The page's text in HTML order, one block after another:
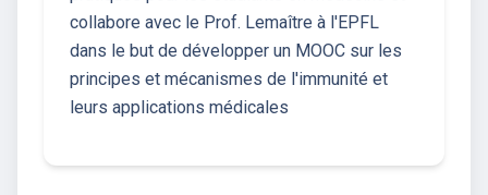
collabore avec le Prof. Lemaître à l'EPFL
dans le but de développer un MOOC sur les
principes et mécanismes de l'immunité et
leurs applications médicales